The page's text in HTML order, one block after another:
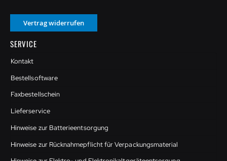
Vertrag widerrufen
SERVICE
Kontakt
Bestellsoftware
Faxbestellschein
Lieferservice
Hinweise zur Batterieentsorgung
Hinweise zur Rücknahmepflicht für Verpackungsmaterial